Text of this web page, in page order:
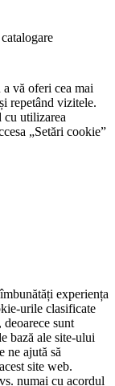
vă oferi cea mai
repetând vizitele.
cu utilizarea
„Setări cookie”
experiența
urile clasificate
sunt
bază ale site-ului
ne ajută să
site web.
numai cu acordul